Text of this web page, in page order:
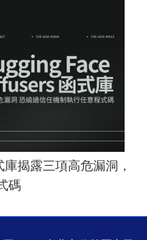
揭露三項高危漏洞，
碼